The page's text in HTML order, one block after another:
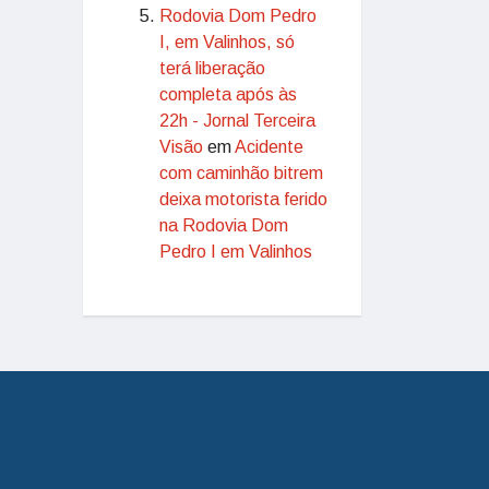
Rodovia Dom Pedro
I, em Valinhos, só
terá liberação
completa após às
22h - Jornal Terceira
Visão emAcidente
com caminhão bitrem
deixa motorista ferido
na Rodovia Dom
Pedro I em Valinhos